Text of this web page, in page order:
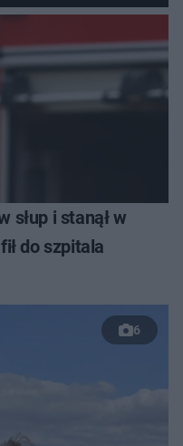
słup i stanął w
do szpitala
6